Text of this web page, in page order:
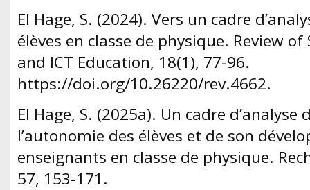
El Hage, S. (2024). Vers un cadre
élèves en classe de physique. Review
and ICT Education, 18(1), 77-96.
https://doi.org/10.26220/rev.4662.
El Hage, S. (2025a). Un cadre d’analyse
l’autonomie des élèves et de son
enseignants en classe de physique.
57, 153-171.